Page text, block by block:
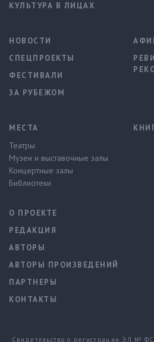
КУЛЬТУРА В ЛИЦАХ
НОВОСТИ
СПЕЦПРОЕКТЫ
ФЕСТИВАЛИ
ЗА РУБЕЖОМ
МЕСТА
Театры
Музеи и выставочные залы
Концертные залы
Библиотеки
О ПРОЕКТЕ
РЕДАКЦИЯ
АВТОРЫ
АВТОРЫ ПРОИЗВЕДЕНИЙ
ПАРТНЕРЫ
КОНТАКТЫ
Свидетельство о регистрации ЭЛ №